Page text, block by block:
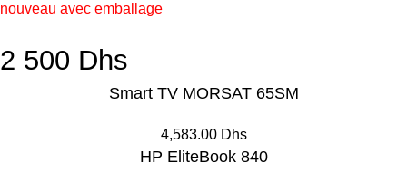
nouveau avec emballage
2 500 Dhs
Smart TV MORSAT 65SM
4,583.00 Dhs
HP EliteBook 840